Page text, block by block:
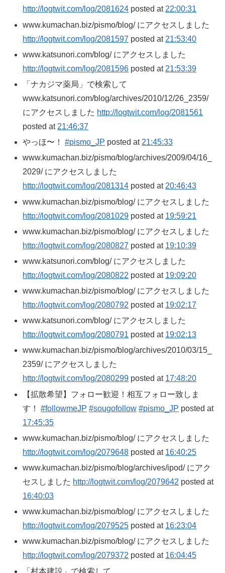
http://logtwit.com/log/2081624 posted at 22:00:31
www.kumachan.biz/pismo/blog/ にアクセスしました
http://logtwit.com/log/2081597 posted at 21:53:40
www.katsunori.com/blog/ にアクセスしました
http://logtwit.com/log/2081596 posted at 21:53:39
「ナカジマ薬局」で検索して
www.katsunori.com/blog/archives/2010/12/26_2359/
にアクセスしました http://logtwit.com/log/2081561
posted at 21:46:37
やっほ〜！#pismo_JP posted at 21:45:33
www.kumachan.biz/pismo/blog/archives/2009/04/16_
2029/ にアクセスしました
http://logtwit.com/log/2081314 posted at 20:46:43
www.kumachan.biz/pismo/blog/ にアクセスしました
http://logtwit.com/log/2081029 posted at 19:59:21
www.kumachan.biz/pismo/blog/ にアクセスしました
http://logtwit.com/log/2080827 posted at 19:10:39
www.katsunori.com/blog/ にアクセスしました
http://logtwit.com/log/2080822 posted at 19:09:20
www.kumachan.biz/pismo/blog/ にアクセスしました
http://logtwit.com/log/2080792 posted at 19:02:17
www.katsunori.com/blog/ にアクセスしました
http://logtwit.com/log/2080791 posted at 19:02:13
www.kumachan.biz/pismo/blog/archives/2010/03/15_
2359/ にアクセスしました
http://logtwit.com/log/2080299 posted at 17:48:20
【拡散希望】フォロー歓迎！相互フォロー致しま
す！#followmeJP #sougofollow #pismo_JP posted at
17:45:35
www.kumachan.biz/pismo/blog/ にアクセスしました
http://logtwit.com/log/2079648 posted at 16:40:25
www.kumachan.biz/pismo/blog/archives/ipod/ にアク
セスしました http://logtwit.com/log/2079642 posted at
16:40:03
www.kumachan.biz/pismo/blog/ にアクセスしました
http://logtwit.com/log/2079525 posted at 16:23:04
www.kumachan.biz/pismo/blog/ にアクセスしました
http://logtwit.com/log/2079372 posted at 16:04:45
「村本建設」で検索して